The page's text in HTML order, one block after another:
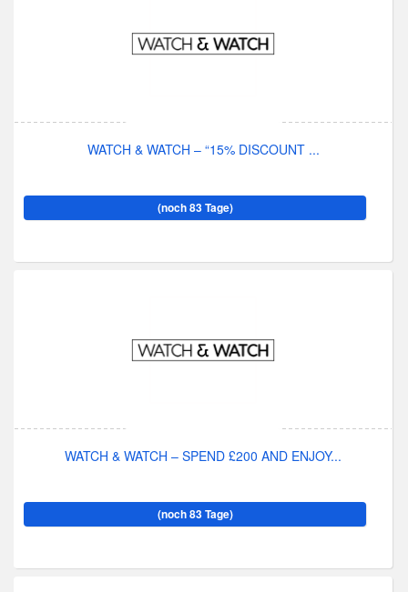
WATCH & WATCH – “15% DISCOUNT ...
(noch 83 Tage)
WATCH & WATCH – SPEND £200 AND ENJOY...
(noch 83 Tage)